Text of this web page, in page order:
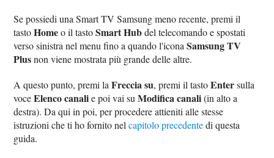
Se possiedi una Smart TV Samsung meno recente, premi il
tastoHomeo il tastoSmart Hubdel telecomando e spostati
verso sinistra nel menu fino a quando l'iconaSamsung TV
Plusnon viene mostrata più grande delle altre.
A questo punto, premi laFreccia su, premi il tastoEntersulla
voceElenco canalie poi vai suModifica canali(in alto a
destra). Da qui in poi, per procedere attieniti alle stesse
istruzioni che ti ho fornito nelcapitolo precedentedi questa
guida.